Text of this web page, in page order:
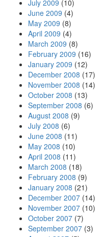
July 2009 (10)
June 2009 (4)
May 2009 (8)
April 2009 (4)
March 2009 (8)
February 2009 (16)
January 2009 (12)
December 2008 (17)
November 2008 (14)
October 2008 (13)
September 2008 (6)
August 2008 (9)
July 2008 (6)
June 2008 (11)
May 2008 (10)
April 2008 (11)
March 2008 (18)
February 2008 (9)
January 2008 (21)
December 2007 (14)
November 2007 (10)
October 2007 (7)
September 2007 (3)